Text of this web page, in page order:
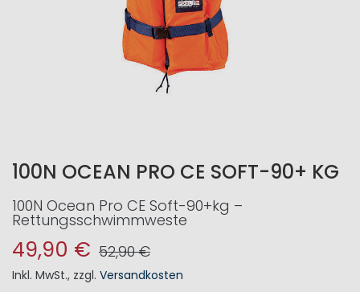
100N OCEAN PRO CE SOFT-90+ KG
100N Ocean Pro CE Soft-90+kg –
Rettungsschwimmweste
49,90 € 52,90 €
Inkl. MwSt., zzgl. Versandkosten